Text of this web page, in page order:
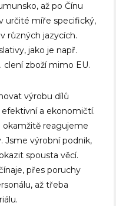
až po Čínu
určité míře specifický,
různých jazycích.
jako je např.
clení zboží mimo EU.
výrobu dílů
a ekonomičtí.
okamžitě reagujeme
Jsme výrobní podnik,
spousta věcí.
přes poruchy
až třeba